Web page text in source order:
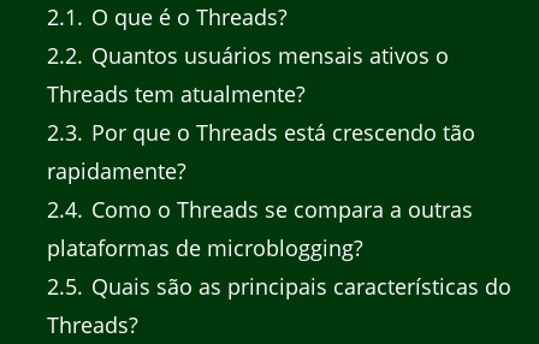
2.1
O que é o Threads?
2.2 Quantos usuários mensais ativos o
Threads tem atualmente?
2.3 Por que o Threads está crescendo tão
rapidamente?
2.4 Como o Threads se compara a outras
plataformas de microblogging?
2.5 Quais são as principais características do
Threads?